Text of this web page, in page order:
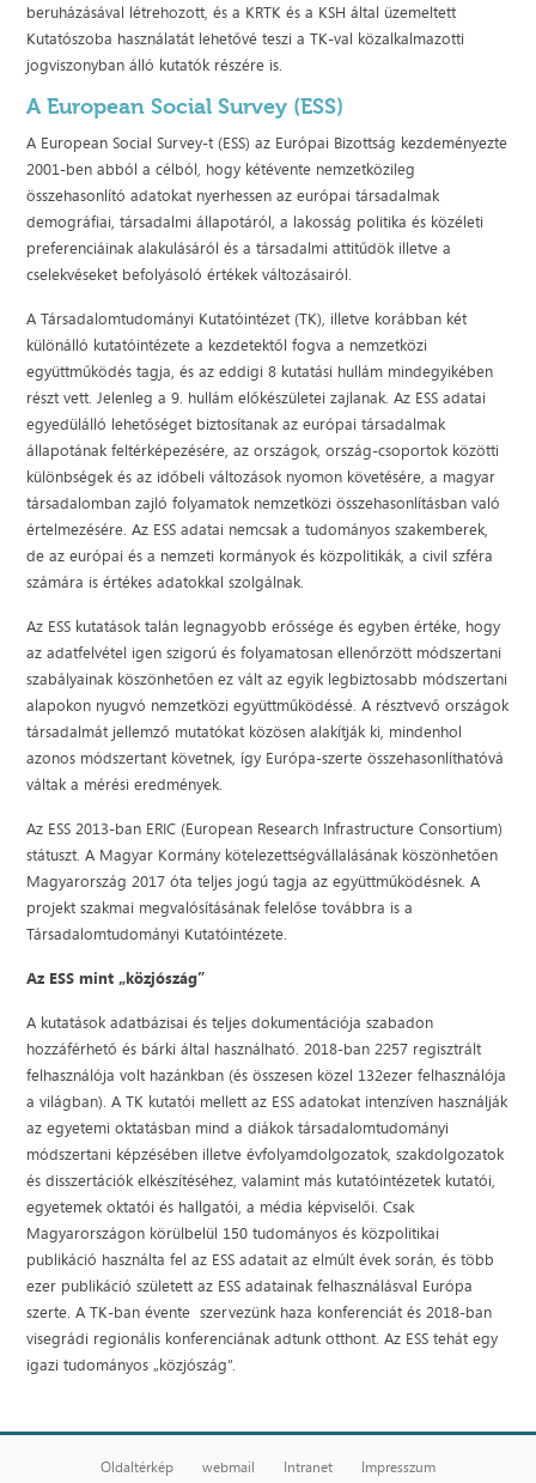
beruházásával létrehozott, és a KRTK és a KSH által üzemeltett
Kutatószoba használatát lehetővé teszi a TK-val közalkalmazotti
jogviszonyban álló kutatók részére is.
A European Social Survey (ESS)
A European Social Survey-t (ESS) az Európai Bizottság kezdeményezte
2001-ben abból a célból, hogy kétévente nemzetközileg
összehasonlító adatokat nyerhessen az európai társadalmak
demográfiai, társadalmi állapotáról, a lakosság politika és közéleti
preferenciáinak alakulásáról és a társadalmi attitűdök illetve a
cselekvéseket befolyásoló értékek változásairól.
A Társadalomtudományi Kutatóintézet (TK), illetve korábban két
különálló kutatóintézete a kezdetektől fogva a nemzetközi
együttműködés tagja, és az eddigi 8 kutatási hullám mindegyikében
részt vett. Jelenleg a 9. hullám előkészületei zajlanak. Az ESS adatai
egyedülálló lehetőséget biztosítanak az európai társadalmak
állapotának feltérképezésére, az országok, ország-csoportok közötti
különbségek és az időbeli változások nyomon követésére, a magyar
társadalomban zajló folyamatok nemzetközi összehasonlításban való
értelmezésére. Az ESS adatai nemcsak a tudományos szakemberek,
de az európai és a nemzeti kormányok és közpolitikák, a civil szféra
számára is értékes adatokkal szolgálnak.
Az ESS kutatások talán legnagyobb erőssége és egyben értéke, hogy
az adatfelvétel igen szigorú és folyamatosan ellenőrzött módszertani
szabályainak köszönhetően ez vált az egyik legbiztosabb módszertani
alapokon nyugvó nemzetközi együttműködéssé. A résztvevő országok
társadalmát jellemző mutatókat közösen alakítják ki, mindenhol
azonos módszertant követnek, így Európa-szerte összehasonlíthatóvá
váltak a mérési eredmények.
Az ESS 2013-ban ERIC (European Research Infrastructure Consortium)
státuszt. A Magyar Kormány kötelezettségvállalásának köszönhetően
Magyarország 2017 óta teljes jogú tagja az együttműködésnek. A
projekt szakmai megvalósításának felelőse továbbra is a
Társadalomtudományi Kutatóintézete.
Az ESS mint „közjószág”
A kutatások adatbázisai és teljes dokumentációja szabadon
hozzáférhető és bárki által használható. 2018-ban 2257 regisztrált
felhasználója volt hazánkban (és összesen közel 132ezer felhasználója
a világban). A TK kutatói mellett az ESS adatokat intenzíven használják
az egyetemi oktatásban mind a diákok társadalomtudományi
módszertani képzésében illetve évfolyamdolgozatok, szakdolgozatok
és disszertációk elkészítéséhez, valamint más kutatóintézetek kutatói,
egyetemek oktatói és hallgatói, a média képviselői. Csak
Magyarországon körülbelül 150 tudományos és közpolitikai
publikáció használta fel az ESS adatait az elmúlt évek során, és több
ezer publikáció született az ESS adatainak felhasználásval Európa
szerte. A TK-ban évente szervezünk haza konferenciát és 2018-ban
visegrádi regionális konferenciának adtunk otthont. Az ESS tehát egy
igazi tudományos „közjószág”.
Oldaltérkép webmail Intranet Impresszum